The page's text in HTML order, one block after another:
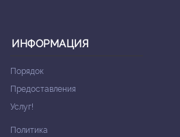
ИНФОРМАЦИЯ
Порядок
Предоставления
Услуг!
Политика